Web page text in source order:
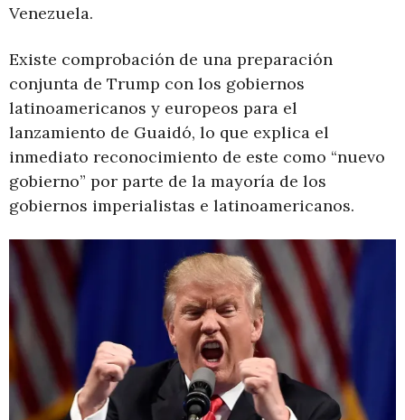
Venezuela.
Existe comprobación de una preparación
conjunta de Trump con los gobiernos
latinoamericanos y europeos para el
lanzamiento de Guaidó, lo que explica el
inmediato reconocimiento de este como “nuevo
gobierno” por parte de la mayoría de los
gobiernos imperialistas e latinoamericanos.